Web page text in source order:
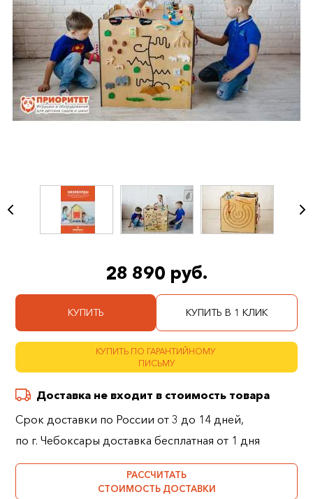
28 890 руб.
КУПИТЬ КУПИТЬ В 1 КЛИК
КУПИТЬ ПО ГАРАНТИЙНОМУ
ПИСЬМУ
Доставка не входит в стоимость товара
Срок доставки по России от 3 до 14 дней,
по г. Чебоксары доставка бесплатная от 1 дня
РАССЧИТАТЬ
СТОИМОСТЬ ДОСТАВКИ